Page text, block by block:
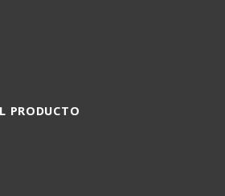
PRODUCTO